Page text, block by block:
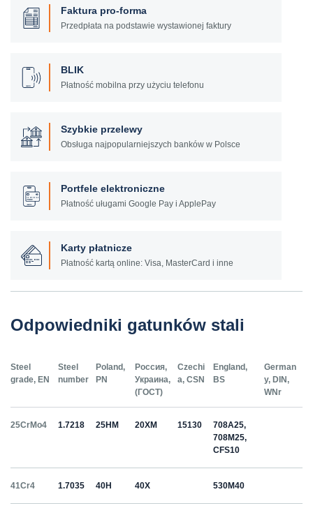
Faktura pro-forma
Przedpłata na podstawie wystawionej faktury
BLIK
Płatność mobilna przy użyciu telefonu
Szybkie przelewy
Obsługa najpopularniejszych banków w Polsce
Portfele elektroniczne
Płatność uługami Google Pay i ApplePay
Karty płatnicze
Płatność kartą online: Visa, MasterCard i inne
Odpowiedniki gatunków stali
Steel
grade, EN
Steel
number
Poland,
PN
Россия,
Украина,
(ГОСТ)
Czechi
a, CSN
England,
BS
German
y, DIN,
WNr
25CrMo4 1.7218 25HM 20ХМ 15130
708A25,
708M25,
CFS10
41Cr4 1.7035 40H 40Х 530M40